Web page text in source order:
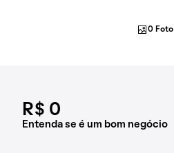
R$ 0
Entenda se é um bom negócio
0 Foto